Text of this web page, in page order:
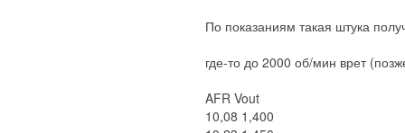
По показаниям такая штука
где-то до 2000 об/мин врет
AFR Vout
10,08 1,400